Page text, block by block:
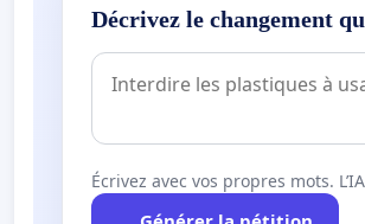
Décrivez le changement
Écrivez avec vos propres mots.